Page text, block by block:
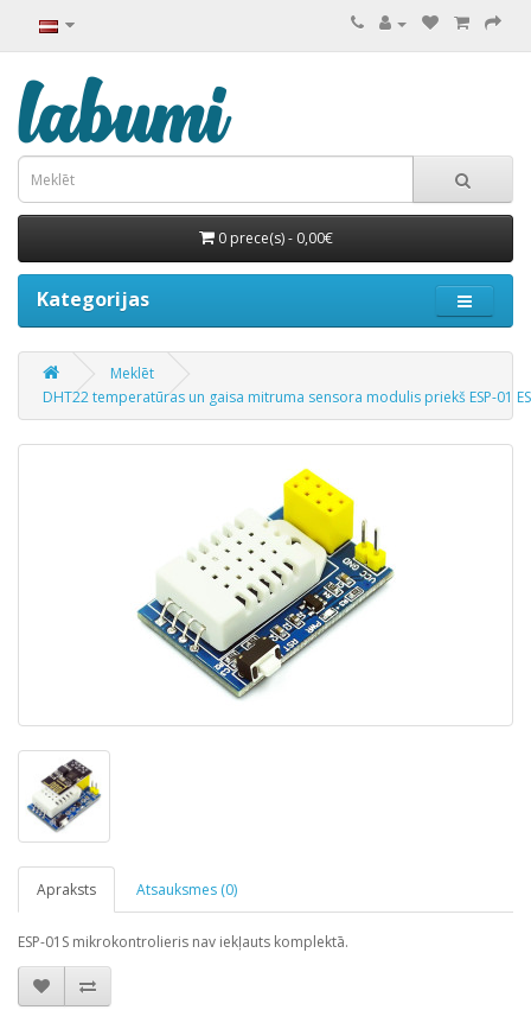
0 prece(s) - 0,00€
Kategorijas
Meklēt
DHT22 temperatūras un gaisa mitruma sensora modulis priekš ESP-01
Apraksts Atsauksmes (0)
ESP-01S mikrokontrolieris nav iekļauts komplektā.